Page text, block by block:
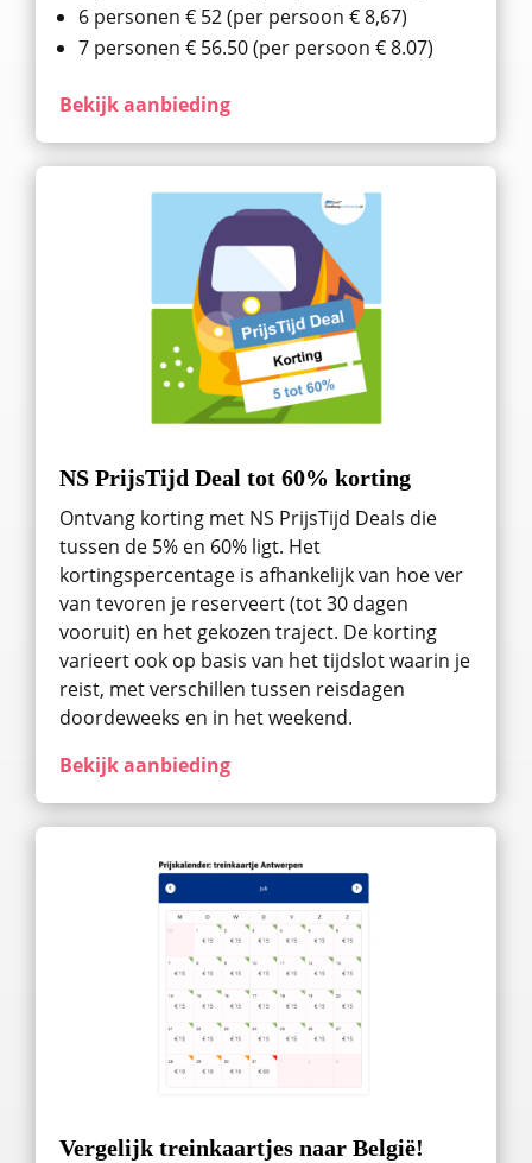
6 personen € 52 (per persoon € 8,67)
7 personen € 56.50 (per persoon € 8.07)
Bekijk aanbieding
NS PrijsTijd Deal tot 60% korting
Ontvang korting met NS PrijsTijd Deals die
tussen de 5% en 60% ligt. Het
kortingspercentage is afhankelijk van hoe ver
van tevoren je reserveert (tot 30 dagen
vooruit) en het gekozen traject. De korting
varieert ook op basis van het tijdslot waarin je
reist, met verschillen tussen reisdagen
doordeweeks en in het weekend.
Bekijk aanbieding
Vergelijk treinkaartjes naar België!